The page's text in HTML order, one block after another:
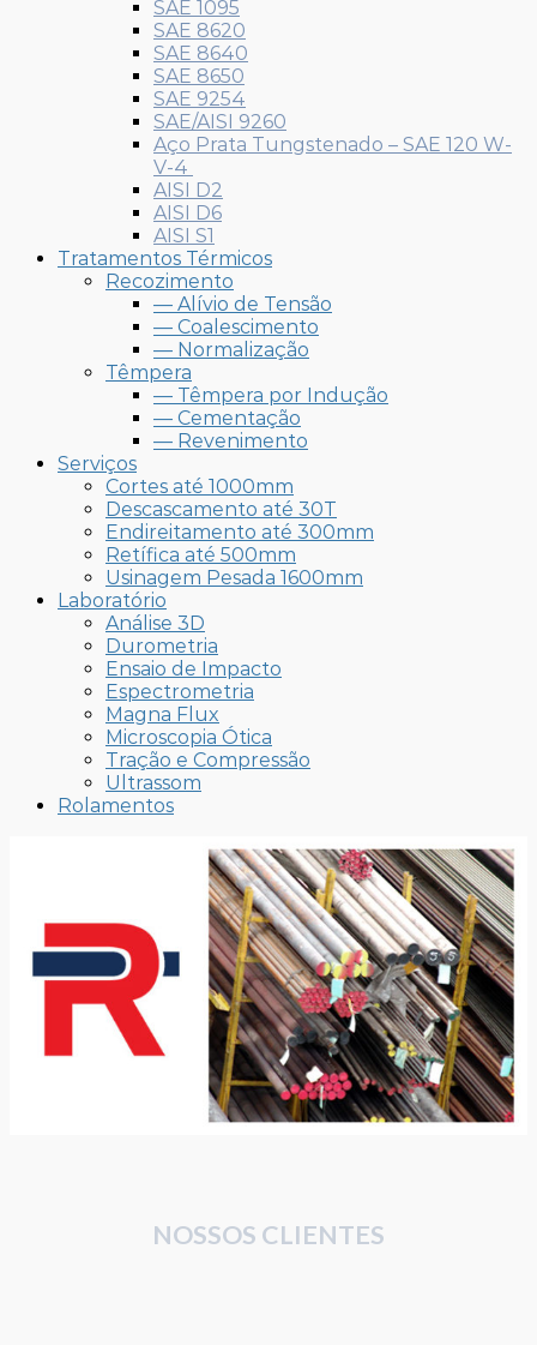
SAE 1095
SAE 8620
SAE 8640
SAE 8650
SAE 9254
SAE/AISI 9260
Aço Prata Tungstenado – SAE 120 W-
V-4
AISI D2
AISI D6
AISI S1
Tratamentos Térmicos
Recozimento
— Alívio de Tensão
— Coalescimento
— Normalização
Têmpera
— Têmpera por Indução
— Cementação
— Revenimento
Serviços
Cortes até 1000mm
Descascamento até 30T
Endireitamento até 300mm
Retífica até 500mm
Usinagem Pesada 1600mm
Laboratório
Análise 3D
Durometria
Ensaio de Impacto
Espectrometria
Magna Flux
Microscopia Ótica
Tração e Compressão
Ultrassom
Rolamentos
NOSSOS CLIENTES